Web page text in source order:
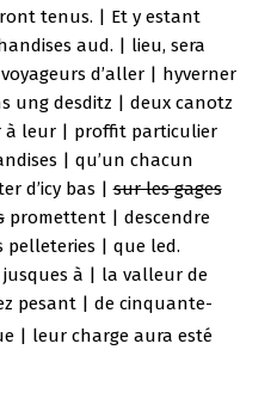
tenus. | Et y estant
aud. | lieu, sera
d’aller | hyverner
ung desditz | deux canotz
à leur | proffit particulier
| qu’un chacun
d’icy bas |sur les gages
promettent | descendre
pelleteries | que led.
à | la valleur de
pesant | de cinquante-
| leur charge aura esté